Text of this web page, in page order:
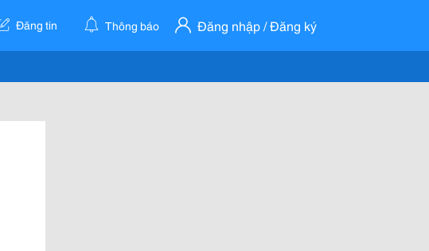
Đăng tin Thông báo Đăng nhập / Đăng ký